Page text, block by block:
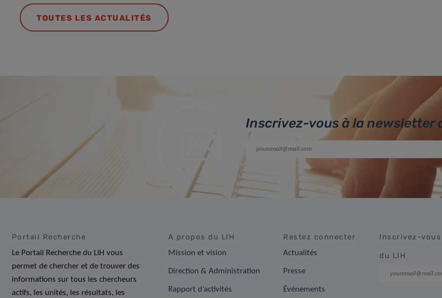
TOUTES LES ACTUALITÉS
Inscrivez-vous à la newsletter
Portail Recherche
Le Portail Recherche du LIH vous
permet de chercher et de trouver des
informations sur tous les chercheurs
actifs, les unités, les résultats, les
A propos du LIH
Mission et vision
Direction & Administration
Rapport d’activités
Restez connecter
Actualités
Presse
Événements
Inscrivez-
du LIH